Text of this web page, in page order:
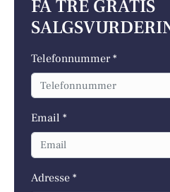
FÅ TRE GRATIS
Telefonnummer *
Email *
Adresse *